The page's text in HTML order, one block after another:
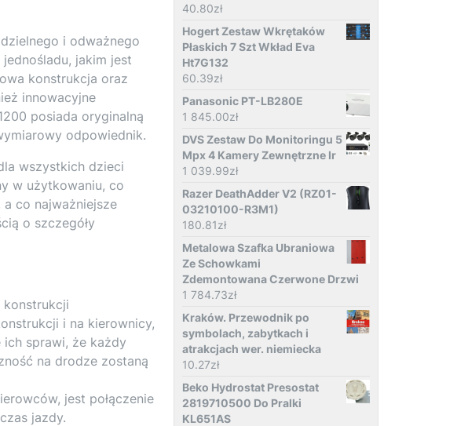
i odważnego
jakim jest
konstrukcja oraz
innowacyjne
posiada oryginalną
odpowiednik.
wszystkich dzieci
w użytkowaniu, co
co najważniejsze
o szczegóły
konstrukcji
i na kierownicy,
sprawi, że każdy
na drodze zostaną
jest połączenie
jazdy.
40.80zł
Hogert Zestaw Wkrętaków
Płaskich 7 Szt Wkład Eva
Ht7G132
60.39zł
Panasonic PT-LB280E
1 845.00zł
DVS Zestaw Do Monitoringu 5
Mpx 4 Kamery Zewnętrzne Ir
1 039.99zł
Razer DeathAdder V2 (RZ01-
03210100-R3M1)
180.81zł
Metalowa Szafka Ubraniowa
Ze Schowkami
Zdemontowana Czerwone Drzwi
1 784.73zł
Kraków. Przewodnik po
symbolach, zabytkach i
atrakcjach wer. niemiecka
10.27zł
Beko Hydrostat Presostat
2819710500 Do Pralki
KL651AS